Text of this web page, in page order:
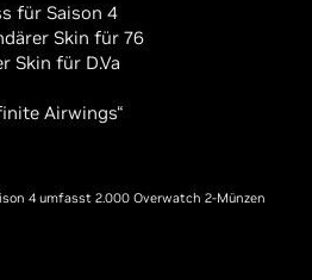
für Saison 4
Skin für 76
Skin für D.Va
Airwings“
4 umfasst 2.000 Overwatch 2-Münzen